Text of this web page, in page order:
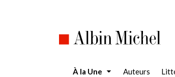
À la Une Auteurs